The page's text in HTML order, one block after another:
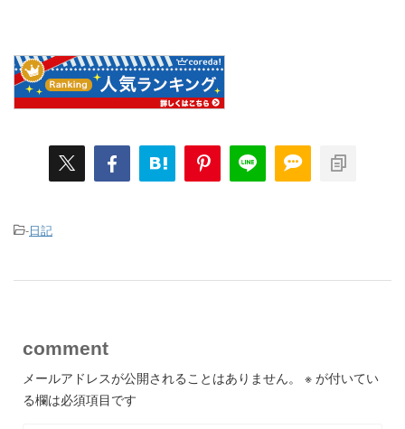
-日記
comment
メールアドレスが公開されることはありません。 ※ が付いてい
る欄は必須項目です